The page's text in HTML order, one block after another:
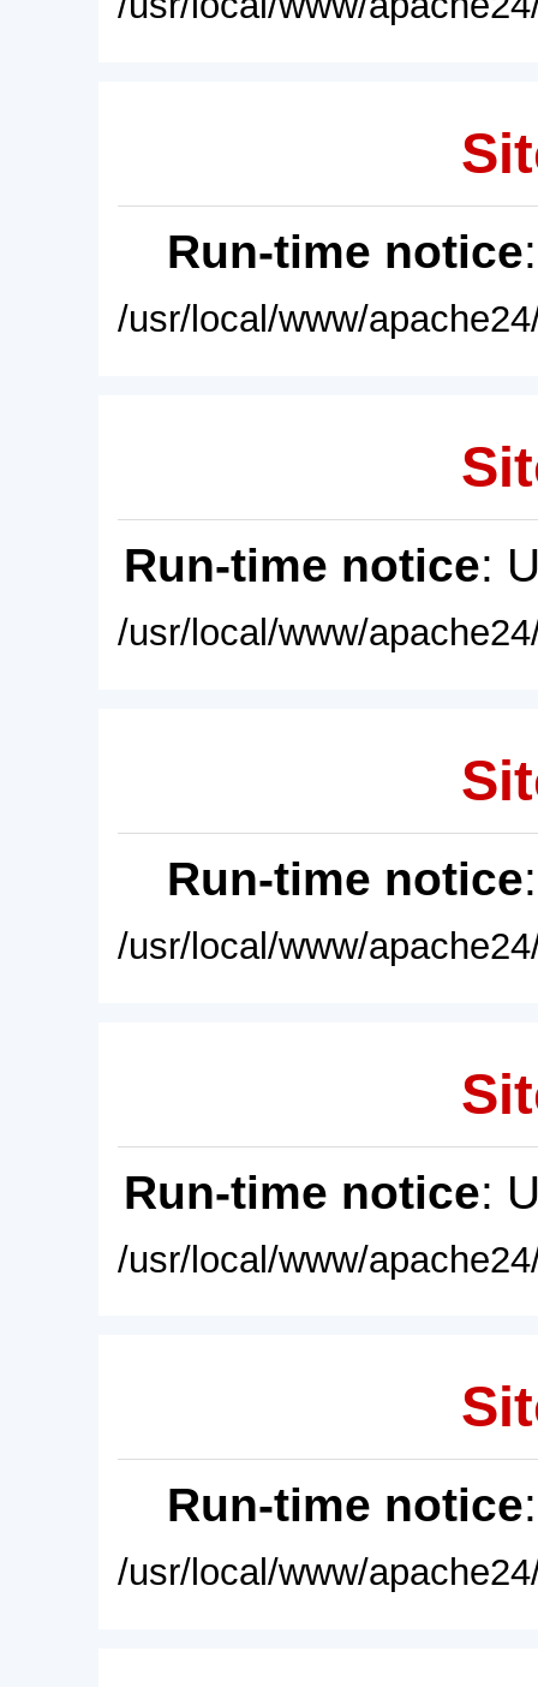
Run-time notice
/usr/local/www/
Run-time notice:
/usr/local/www/
Run-time notice
/usr/local/www/
Run-time notice:
/usr/local/www/
Run-time notice
/usr/local/www/